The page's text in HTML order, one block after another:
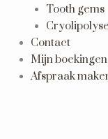
Tooth gems
Cryolipolyse
Contact
Mijn boekingen
Afspraak